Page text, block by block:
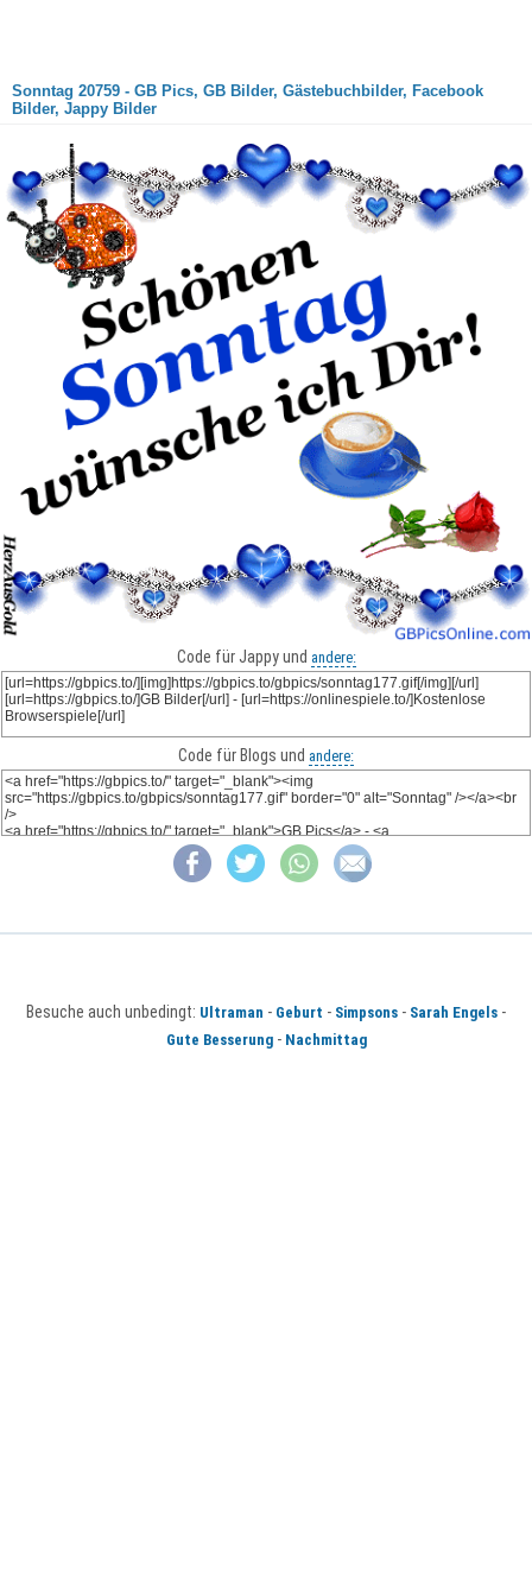
Sonntag 20759 - GB Pics, GB Bilder, Gästebuchbilder, Facebook
Bilder, Jappy Bilder
Code für Jappy und andere:
Code für Blogs und andere:
Besuche auch unbedingt: Ultraman - Geburt - Simpsons - Sarah Engels -
Gute Besserung- Nachmittag